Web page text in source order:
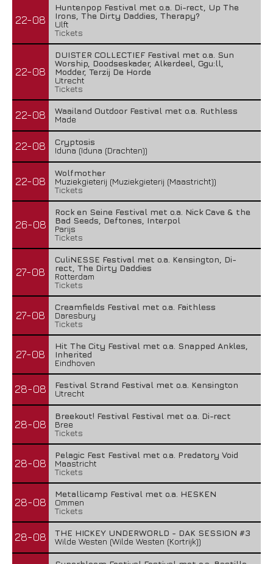
22-08
Huntenpop Festival met o.a. Di-rect, Up The
Irons, The Dirty Daddies, Therapy?
Ulft
Tickets
22-08
DUISTER COLLECTIEF Festival met o.a. Sun
Worship, Doodseskader, Alkerdeel, Ggu:ll,
Modder, Terzij De Horde
Utrecht
Tickets
22-08
Waailand Outdoor Festival met o.a. Ruthless
Made
22-08
Cryptosis
Iduna (Iduna (Drachten))
22-08
Wolfmother
Muziekgieterij (Muziekgieterij (Maastricht))
Tickets
26-08
Rock en Seine Festival met o.a. Nick Cave & the
Bad Seeds, Deftones, Interpol
Parijs
Tickets
27-08
CuliNESSE Festival met o.a. Kensington, Di-
rect, The Dirty Daddies
Rotterdam
Tickets
27-08
Creamfields Festival met o.a. Faithless
Daresbury
Tickets
27-08
Hit The City Festival met o.a. Snapped Ankles,
Inherited
Eindhoven
28-08
Festival Strand Festival met o.a. Kensington
Utrecht
28-08
Breekout! Festival Festival met o.a. Di-rect
Bree
Tickets
28-08
Pelagic Fest Festival met o.a. Predatory Void
Maastricht
Tickets
28-08
Metallicamp Festival met o.a. HESKEN
Ommen
Tickets
28-08
THE HICKEY UNDERWORLD - DAK SESSION #3
Wilde Westen (Wilde Westen (Kortrijk))